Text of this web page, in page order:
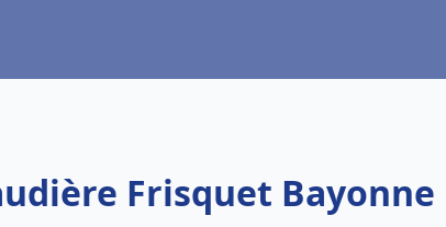
Frisquet Bayonne